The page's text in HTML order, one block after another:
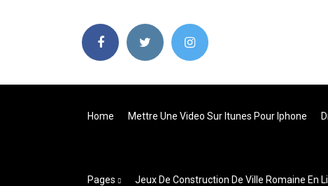
Home Mettre Une Video Sur Itunes Pour Iphone
Pages Jeux De Construction De Ville Romaine En